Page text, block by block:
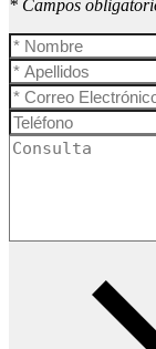
* Campos